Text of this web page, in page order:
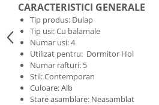
CARACTERISTICI GENERALE
Tip produs: Dulap
Tip usi: Cu balamale
Numar usi: 4
Utilizat pentru: Dormitor Hol
Numar rafturi: 5
Stil: Contemporan
Culoare: Alb
Stare asamblare: Neasamblat